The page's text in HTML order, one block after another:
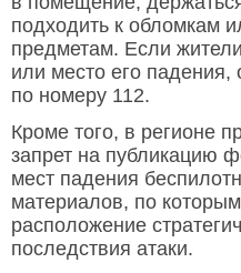
подходить к обломкам
предметам. Если
или место его падения,
по номеру 112.
Кроме того, в регионе
запрет на публикацию
мест падения
материалов, по
расположение
последствия атаки.